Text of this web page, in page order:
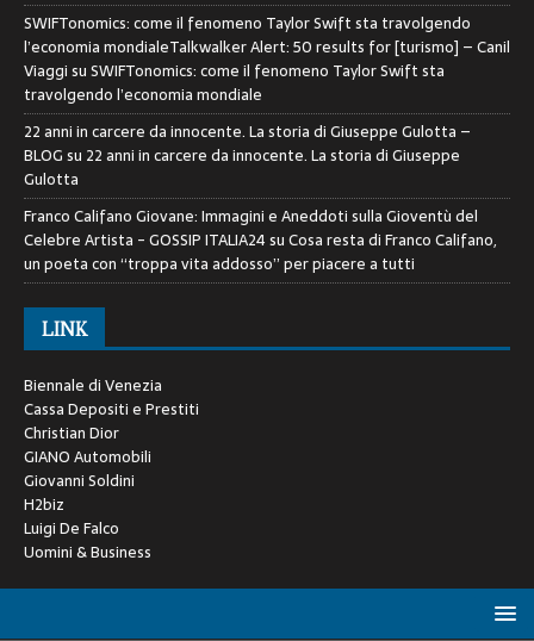
SWIFTonomics: come il fenomeno Taylor Swift sta travolgendo
l’economia mondialeTalkwalker Alert: 50 results for [turismo] – Canil
ViaggisuSWIFTonomics: come il fenomeno Taylor Swift sta
travolgendo l’economia mondiale
22 anni in carcere da innocente. La storia di Giuseppe Gulotta –
BLOGsu 22 anni in carcere da innocente. La storia di Giuseppe
Gulotta
Franco Califano Giovane: Immagini e Aneddoti sulla Gioventù del
Celebre Artista - GOSSIP ITALIA24suCosa resta di Franco Califano,
un poeta con “troppa vita addosso” per piacere a tutti
LINK
Biennale di Venezia
Cassa Depositi e Prestiti
Christian Dior
GIANO Automobili
Giovanni Soldini
H2biz
Luigi De Falco
Uomini & Business